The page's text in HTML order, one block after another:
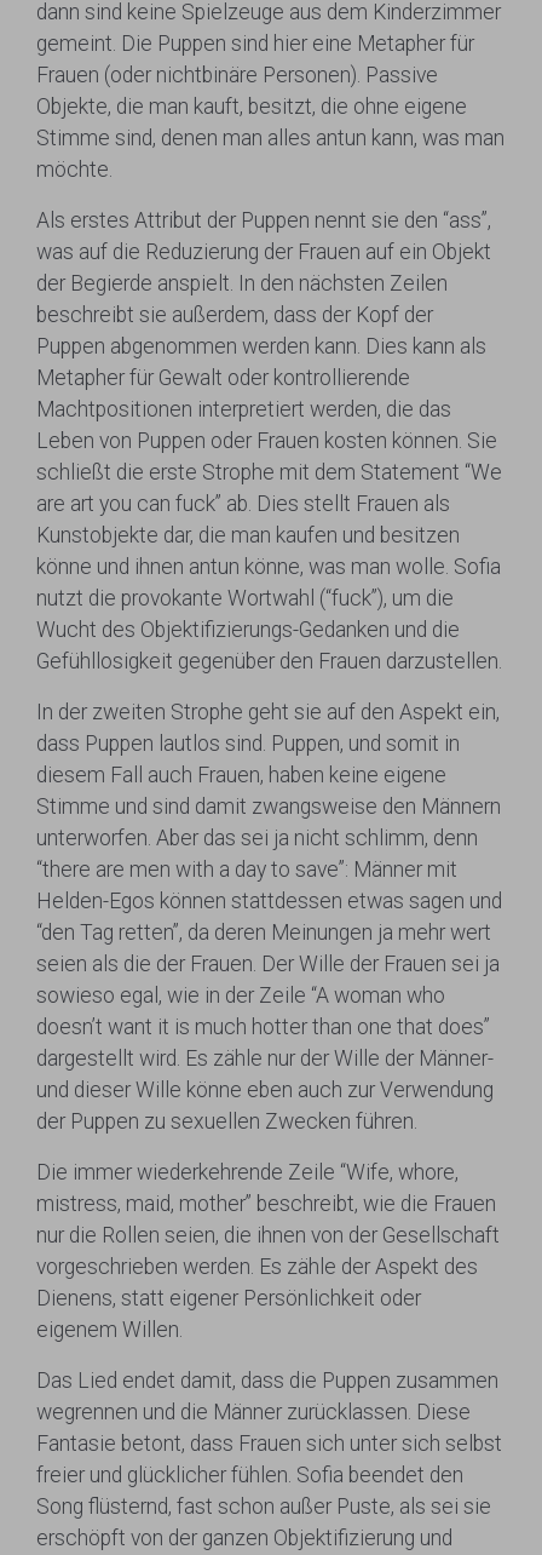
dann sind keine Spielzeuge aus dem Kinderzimmer
gemeint. Die Puppen sind hier eine Metapher für
Frauen (oder nichtbinäre Personen). Passive
Objekte, die man kauft, besitzt, die ohne eigene
Stimme sind, denen man alles antun kann, was man
möchte.
Als erstes Attribut der Puppen nennt sie den “ass”,
was auf die Reduzierung der Frauen auf ein Objekt
der Begierde anspielt. In den nächsten Zeilen
beschreibt sie außerdem, dass der Kopf der
Puppen abgenommen werden kann. Dies kann als
Metapher für Gewalt oder kontrollierende
Machtpositionen interpretiert werden, die das
Leben von Puppen oder Frauen kosten können. Sie
schließt die erste Strophe mit dem Statement “We
are art you can fuck” ab. Dies stellt Frauen als
Kunstobjekte dar, die man kaufen und besitzen
könne und ihnen antun könne, was man wolle. Sofia
nutzt die provokante Wortwahl (“fuck”), um die
Wucht des Objektifizierungs-Gedanken und die
Gefühllosigkeit gegenüber den Frauen darzustellen.
In der zweiten Strophe geht sie auf den Aspekt ein,
dass Puppen lautlos sind. Puppen, und somit in
diesem Fall auch Frauen, haben keine eigene
Stimme und sind damit zwangsweise den Männern
unterworfen. Aber das sei ja nicht schlimm, denn
“there are men with a day to save”: Männer mit
Helden-Egos können stattdessen etwas sagen und
“den Tag retten”, da deren Meinungen ja mehr wert
seien als die der Frauen. Der Wille der Frauen sei ja
sowieso egal, wie in der Zeile “A woman who
doesn’t want it is much hotter than one that does”
dargestellt wird. Es zähle nur der Wille der Männer-
und dieser Wille könne eben auch zur Verwendung
der Puppen zu sexuellen Zwecken führen.
Die immer wiederkehrende Zeile “Wife, whore,
mistress, maid, mother” beschreibt, wie die Frauen
nur die Rollen seien, die ihnen von der Gesellschaft
vorgeschrieben werden. Es zähle der Aspekt des
Dienens, statt eigener Persönlichkeit oder
eigenem Willen.
Das Lied endet damit, dass die Puppen zusammen
wegrennen und die Männer zurücklassen. Diese
Fantasie betont, dass Frauen sich unter sich selbst
freier und glücklicher fühlen. Sofia beendet den
Song flüsternd, fast schon außer Puste, als sei sie
erschöpft von der ganzen Objektifizierung und